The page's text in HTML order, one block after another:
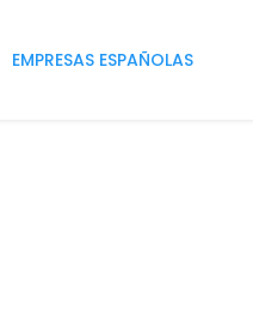
EMPRESAS ESPAÑOLAS